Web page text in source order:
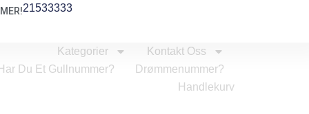
21533333
Kategorier
Kontakt Oss
Har Du Et Gullnummer?
Drømmenummer?
Handlekurv